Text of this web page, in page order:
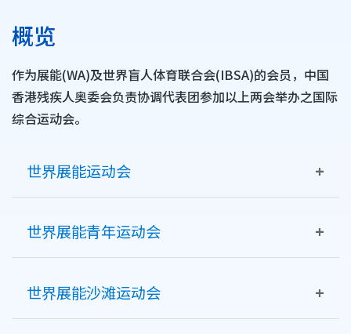
概览
作为展能(WA)及世界盲人体育联合会(IBSA)的会员，中国
香港残疾人奥委会负责协调代表团参加以上两会举办之国际
综合运动会。
世界展能运动会
所有世界展能运动会都是根据每个地方组委会的目标和
动项目。
世界展能青年运动会
一度的多项运动会，并经常让他们第一次体验国际比
赛。青年运动会说明全世界肢体残疾的年轻运动员发
世界展能沙滩运动会